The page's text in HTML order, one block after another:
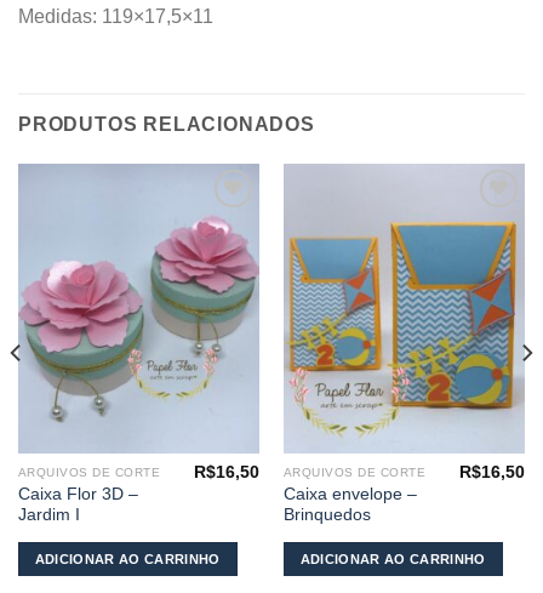
Medidas: 119×17,5×11
PRODUTOS RELACIONADOS
Adicionar
meus
desejos
ARQUIVOS DE CORTE
Caixa Flor 3D –
Jardim I
R$16,50
ADICIONAR AO CARRINHO
Adicionar
meus
desejos
ARQUIVOS DE CORTE
Caixa envelope –
Brinquedos
R$16,50
ADICIONAR AO CARRINHO